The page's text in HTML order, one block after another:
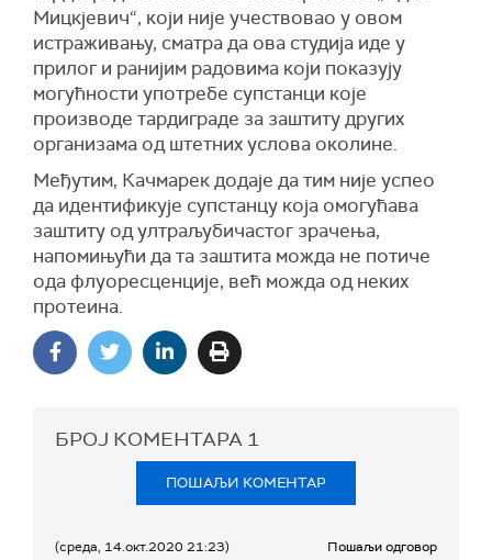
Мицкјевич“, који није учествовао у овом
истраживању, сматра да ова студија иде у
прилог и ранијим радовима који показују
могућности употребе супстанци које
производе тардиграде за заштиту других
организама од штетних услова околине.
Међутим, Качмарек додаје да тим није успео
да идентификује супстанцу која омогућава
заштиту од ултраљубичастог зрачења,
напомињући да та заштита можда не потиче
ода флуоресценције, већ можда од неких
протеина.
БРОЈ КОМЕНТАРА 1
ПОШАЉИ КОМЕНТАР
(среда, 14.окт.2020 21:23)
Пошаљи одговор